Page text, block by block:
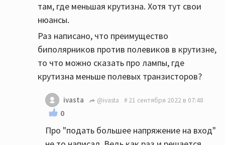
там, где меньшая крутизна. Хотя тут свои
нюансы.
Раз написано, что преимущество
биполярников против полевиков в крутизне,
то что можно сказать про лампы, где
крутизна меньше полевых транзисторов?
ivasta @ivasta 21 сентября 2022 в 07:48
0
Про "подать большее напряжение на вход"